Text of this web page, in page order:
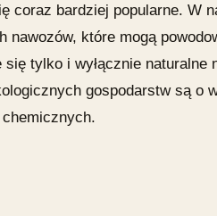
coraz bardziej popularne. W
które mogą
tylko i wyłącznie
gospodarstw są o